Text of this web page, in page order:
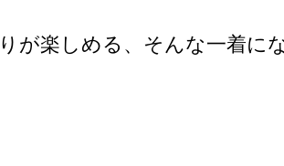
が楽しめる、そんな一着に